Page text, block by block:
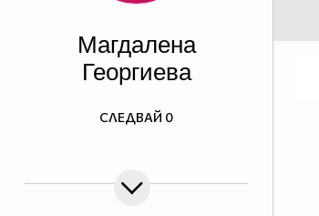
Магдалена
Георгиева
СЛЕДВАЙ 0